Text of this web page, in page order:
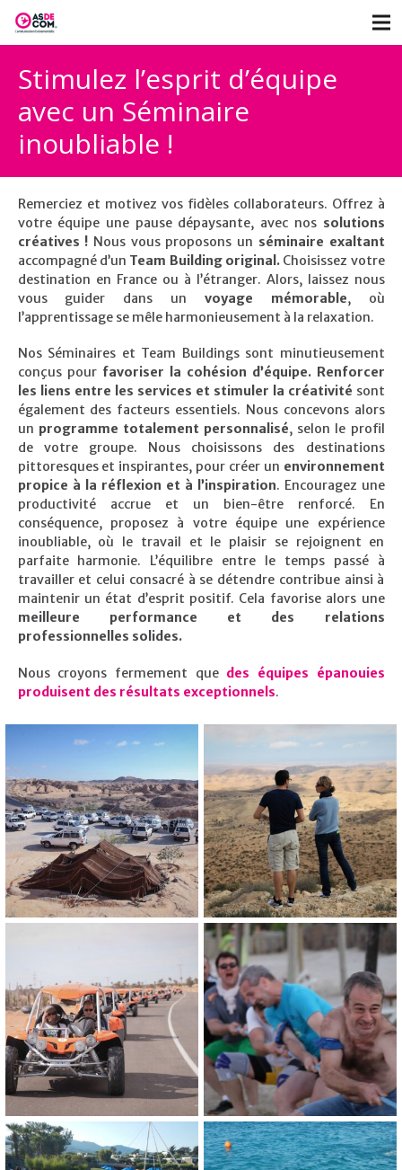
Stimulez l’esprit d’équipe
avec un Séminaire
inoubliable !
Remerciez et motivez vos fidèles collaborateurs. Offrez à
votre équipe une pause dépaysante, avec nos solutions
créatives ! Nous vous proposons un séminaire exaltant
accompagné d’un Team Building original. Choisissez votre
destination en France ou à l’étranger. Alors, laissez nous
vous guider dans un voyage mémorable, où
l’apprentissage se mêle harmonieusement à la relaxation.
Nos Séminaires et Team Buildings sont minutieusement
conçus pour favoriser la cohésion d’équipe. Renforcer
les liens entre les services et stimuler la créativité sont
également des facteurs essentiels. Nous concevons alors
un programme totalement personnalisé, selon le profil
de votre groupe. Nous choisissons des destinations
pittoresques et inspirantes, pour créer un environnement
propice à la réflexion et à l’inspiration. Encouragez une
productivité accrue et un bien-être renforcé. En
conséquence, proposez à votre équipe une expérience
inoubliable, où le travail et le plaisir se rejoignent en
parfaite harmonie. L’équilibre entre le temps passé à
travailler et celui consacré à se détendre contribue ainsi à
maintenir un état d’esprit positif. Cela favorise alors une
meilleure performance et des relations
professionnelles solides.
Nous croyons fermement que des équipes épanouies
produisent des résultats exceptionnels.